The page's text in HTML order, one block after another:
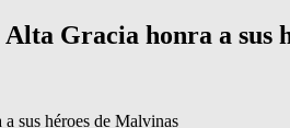
Gracia honra a sus